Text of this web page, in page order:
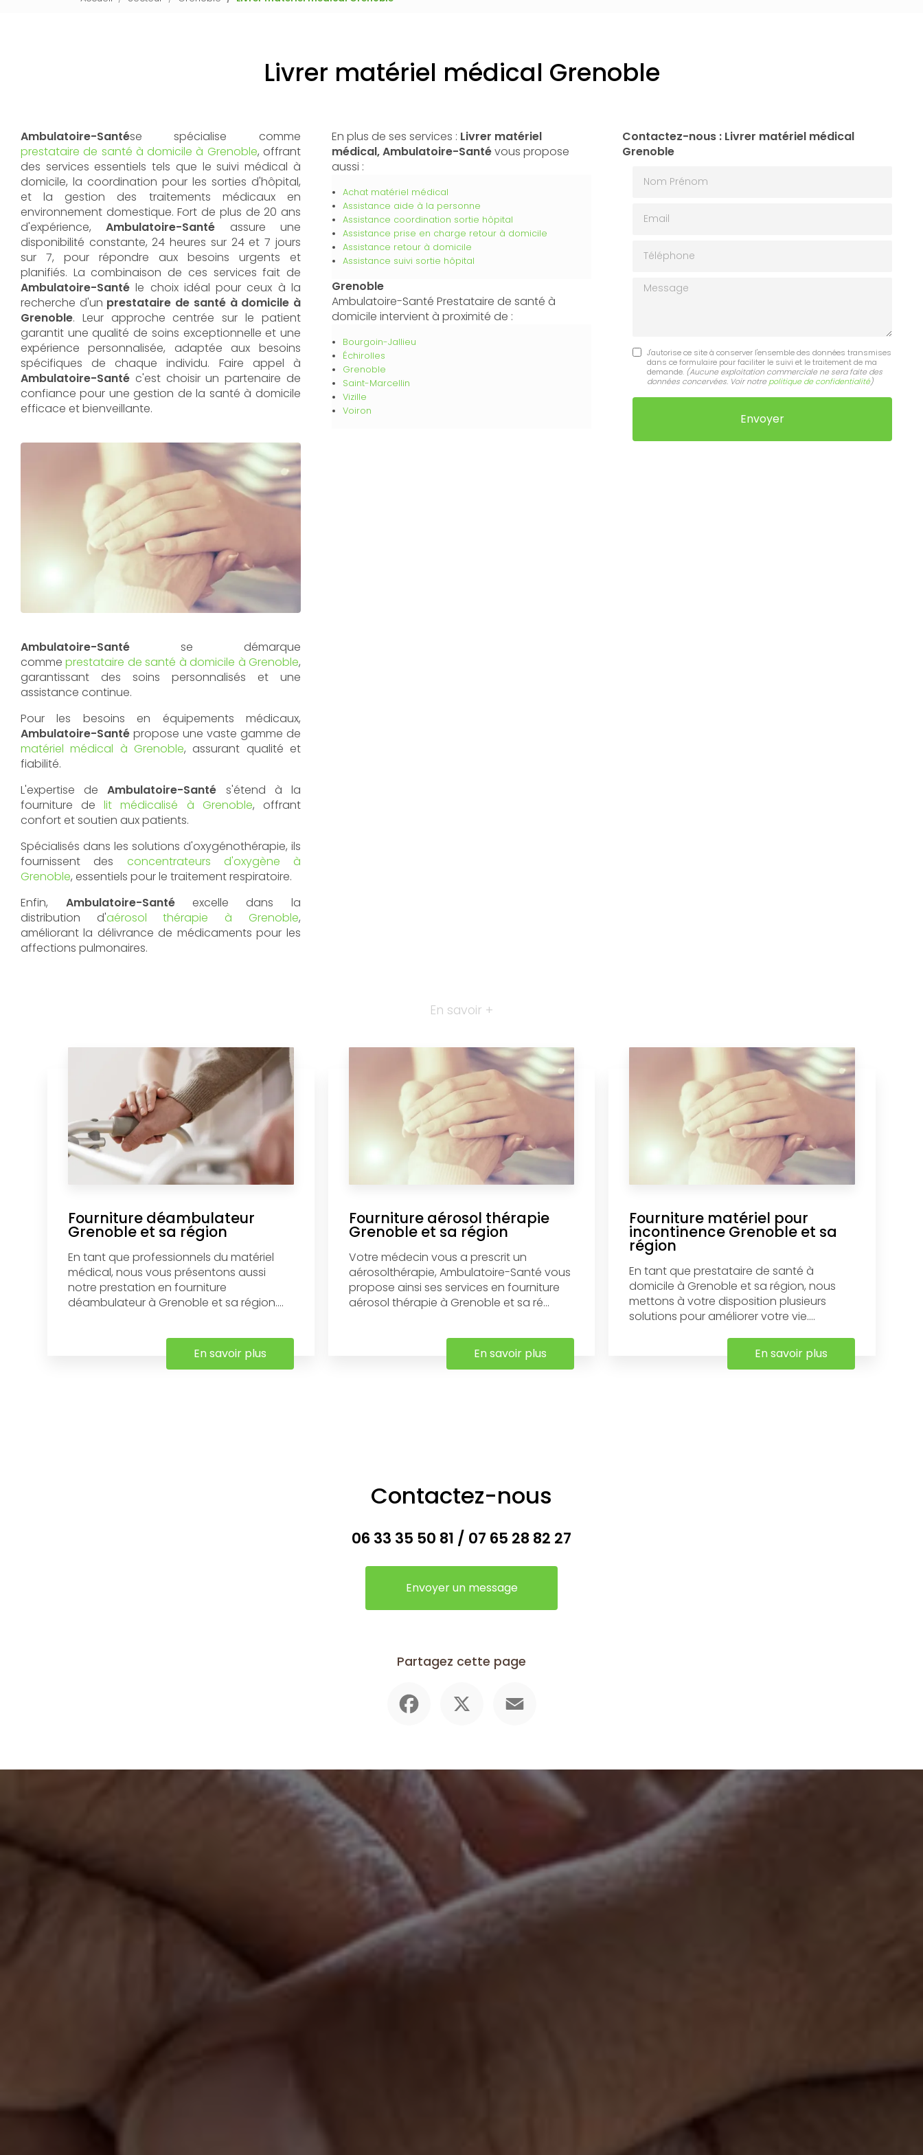
Livrer matériel médical Grenoble
Ambulatoire-Santése spécialise comme
prestataire de santé à domicile à Grenoble, offrant
des services essentiels tels que le suivi médical à
domicile, la coordination pour les sorties d'hôpital,
et la gestion des traitements médicaux en
environnement domestique. Fort de plus de 20 ans
d'expérience,Ambulatoire-Santé assure une
disponibilité constante, 24 heures sur 24 et 7 jours
sur 7, pour répondre aux besoins urgents et
planifiés. La combinaison de ces services fait de
Ambulatoire-Santé le choix idéal pour ceux à la
recherche d'un prestataire de santé à domicile à
Grenoble. Leur approche centrée sur le patient
garantit une qualité de soins exceptionnelle et une
expérience personnalisée, adaptée aux besoins
spécifiques de chaque individu. Faire appel à
Ambulatoire-Santé c'est choisir un partenaire de
confiance pour une gestion de la santé à domicile
efficace et bienveillante.
Ambulatoire-Santé se démarque
commeprestataire de santé à domicile à Grenoble,
garantissant des soins personnalisés et une
assistance continue.
Pour les besoins en équipements médicaux,
Ambulatoire-Santé propose une vaste gamme de
matériel médical à Grenoble, assurant qualité et
fiabilité.
L'expertise deAmbulatoire-Santé s'étend à la
fourniture delit médicalisé à Grenoble, offrant
confort et soutien aux patients.
Spécialisés dans les solutions d'oxygénothérapie, ils
fournissent des concentrateurs d'oxygène à
Grenoble, essentiels pour le traitement respiratoire.
Enfin, Ambulatoire-Santéexcelle dans la
distribution d'aérosol thérapie à Grenoble,
améliorant la délivrance de médicaments pour les
affections pulmonaires.
En plus de ses services : Livrer matériel
médical, Ambulatoire-Santévous propose
aussi :
Achat matériel médical
Assistance aide à la personne
Assistance coordination sortie hôpital
Assistance prise en charge retour à domicile
Assistance retour à domicile
Assistance suivi sortie hôpital
Grenoble
Ambulatoire-Santé Prestataire de santé à
domicile intervient à proximité de :
Bourgoin-Jallieu
Échirolles
Grenoble
Saint-Marcellin
Vizille
Voiron
Contactez-nous : Livrer matériel médical
Grenoble
Message
J'autorise ce site à conserver l'ensemble des données transmises
dans ce formulaire pour faciliter le suivi et le traitement de ma
demande. (Aucune exploitation commerciale ne sera faite des
données concervées. Voir notre politique de confidentialité)
En savoir +
Fourniture déambulateur
Grenoble et sa région
En tant que professionnels du matériel
médical, nous vous présentons aussi
notre prestation en fourniture
déambulateur à Grenoble et sa région....
En savoir plus
Fourniture aérosol thérapie
Grenoble et sa région
Votre médecin vous a prescrit un
aérosolthérapie, Ambulatoire-Santé vous
propose ainsi ses services en fourniture
aérosol thérapie à Grenoble et sa ré...
En savoir plus
Fourniture matériel pour
incontinence Grenoble et sa
région
En tant que prestataire de santé à
domicile à Grenoble et sa région, nous
mettons à votre disposition plusieurs
solutions pour améliorer votre vie....
En savoir plus
Contactez-nous
06 33 35 50 81 / 07 65 28 82 27
Envoyer un message
Partagez cette page